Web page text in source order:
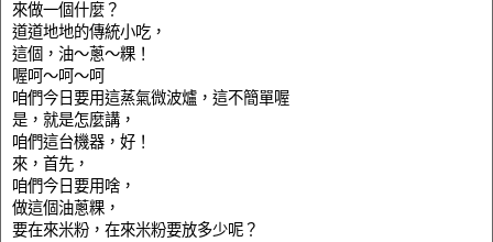
來做一個什麼？
道道地地的傳統小吃，
這個，油～蔥～粿！
喔呵～呵～呵
咱們今日要用這蒸氣微波爐，這不簡單喔
是，就是怎麼講，
咱們這台機器，好！
來，首先，
咱們今日要用啥，
做這個油蔥粿，
要在來米粉，在來米粉要放多少呢？